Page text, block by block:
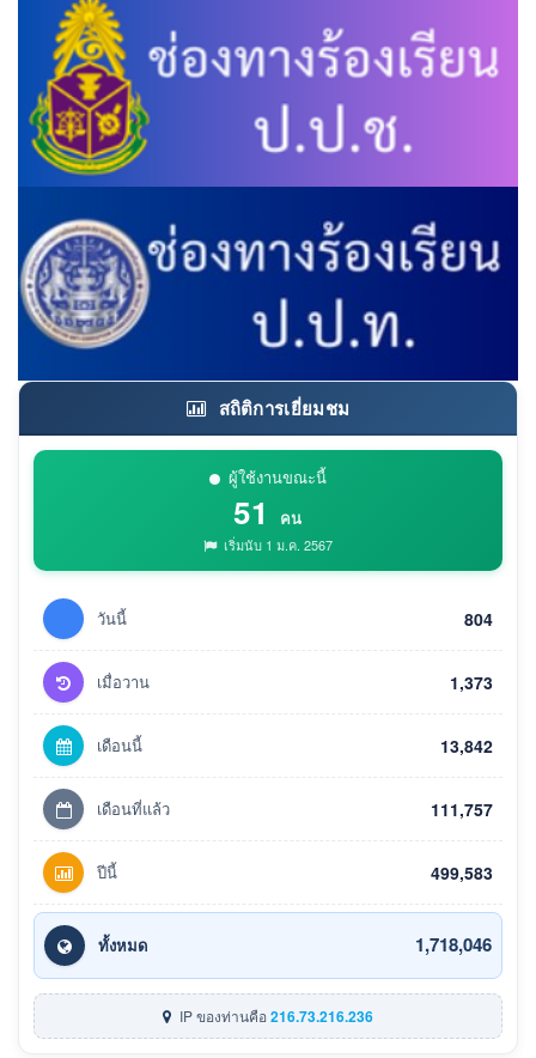
สถิติการเยี่ยมชม
ผู้ใช้งานขณะนี้
51 คน
เริ่มนับ 1 ม.ค. 2567
วันนี้ 804
เมื่อวาน 1,373
เดือนนี้ 13,842
เดือนที่แล้ว 111,757
ปีนี้ 499,583
ทั้งหมด 1,718,046
IP ของท่านคือ216.73.216.236